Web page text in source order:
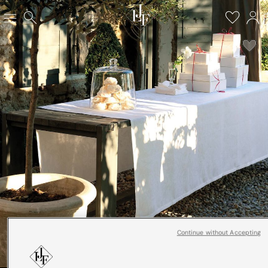
Continue without Accepting